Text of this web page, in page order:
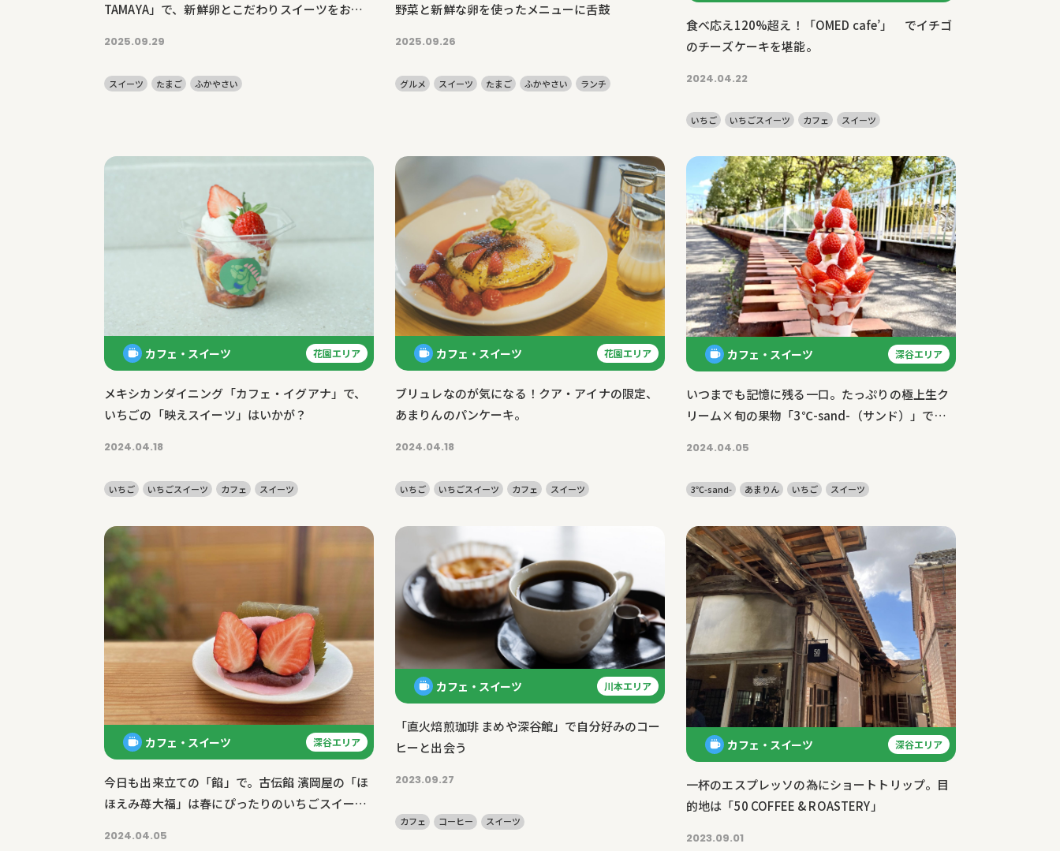
TAMAYA」で、新鮮卵とこだわりスイーツをおみ
2025.09.29
スイーツ たまご ふかやさい
野菜と新鮮な卵を使ったメニューに舌鼓
2025.09.26
グルメ スイーツ たまご ふかやさい ランチ
食べ応え120%超え！「OMED cafe’」 でイチゴ
のチーズケーキを堪能。
2024.04.22
いちご いちごスイーツ カフェ スイーツ
カフェ・スイーツ 花園エリア
メキシカンダイニング「カフェ・イグアナ」で、
いちごの「映えスイーツ」はいかが？
2024.04.18
いちご いちごスイーツ カフェ スイーツ
カフェ・スイーツ 花園エリア
ブリュレなのが気になる！クア・アイナの限定、
あまりんのパンケーキ。
2024.04.18
いちご いちごスイーツ カフェ スイーツ
カフェ・スイーツ 深谷エリア
いつまでも記憶に残る一口。たっぷりの極上生ク
リーム×旬の果物「3℃-sand-（サンド）」でい
2024.04.05
3℃-sand- あまりん いちご スイーツ
カフェ・スイーツ 深谷エリア
今日も出来立ての「餡」で。古伝餡 濱岡屋の「ほ
ほえみ苺大福」は春にぴったりのいちごスイー
2024.04.05
カフェ・スイーツ 川本エリア
「直火焙煎珈琲 まめや深谷館」で自分好みのコー
ヒーと出会う
2023.09.27
カフェ コーヒー スイーツ
カフェ・スイーツ 深谷エリア
一杯のエスプレッソの為にショートトリップ。目
的地は「50 COFFEE & ROASTERY」
2023.09.01